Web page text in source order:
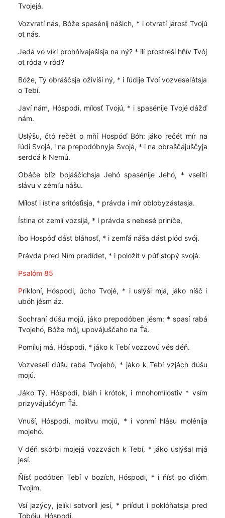
Tvojejá.
Vozvratí nás, Bóže spasénij nášich, * i otvratí járosť Tvojú
ot nás.
Jedá vo víki prohňívaješisja na ný? * ilí prostréši hňív Tvój
ot róda v ród?
Bóže, Tý obráščsja oživíši ný, * i ľúdije Tvoí vozveseľátsja
o Tebí.
Javí nám, Hóspodi, mílosť Tvojú, * i spasénije Tvojé dážď
nám.
Uslýšu, čtó rečét o mňí Hospóď Bóh: jáko rečét mír na
ľúdi Svojá, i na prepodóbnyja Svojá, * i na obraščájuščyja
serdcá k Nemú.
Obáče blíz bojáščichsja Jehó spasénije Jehó, * vselíti
slávu v zémľu nášu.
Mílosť i ístina sritósťisja, * právda i mír oblobyzástasja.
Ístina ot zemlí vozsijá, * i právda s nebesé priníče,
íbo Hospóď dást bláhosť, * i zemľá náša dást plód svój.
Právda pred Ním predídet, * i položít v púť stopý svojá.
Psalóm 85
Prikloní, Hóspodi, úcho Tvojé, * i uslýši mjá, jáko níšč i
ubóh jésm áz.
Sochraní dúšu mojú, jáko prepodóben jésm: * spasí rabá
Tvojehó, Bóže mój, upovájuščaho na Ťá.
Pomíluj má, Hóspodi, * jáko k Tebí vozzovú vés déň.
Vozveselí dúšu rabá Tvojehó, * jáko k Tebí vzjách dúšu
mojú.
Jáko Tý, Hóspodi, bláh i krótok, i mnohomílostiv * vsím
prizyvájuščym Ťá.
Vnuší, Hóspodi, molítvu mojú, * i vonmí hlásu molénija
mojehó.
V déň skórbi mojejá vozzvách k Tebí, * jáko uslýšal mjá
jesí.
Ňísť podóben Tebí v bozích, Hóspodi, * i ňísť po ďilóm
Tvojím.
Vsí jazýcy, jelíki sotvoríl jesí, * priídut i poklóňatsja pred
Tobóju, Hóspodi,